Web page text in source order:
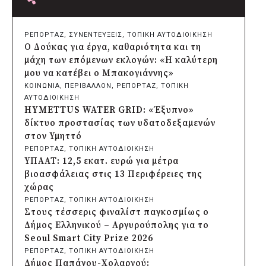
πριν από μία μέρα
Δήμος Πατρέων: Αντικατάσταση
φωτιστικών μετά τη λεηλασία στο έλος
της Αγυιάς
πριν από μία μέρα
Δήμος Σαρωνικού: Βανδάλισαν το
εκκλησάκι της Μεταμόρφωσης του
Σωτήρος
πριν από μία μέρα
Περιφέρεια Αττικής: Έξι συμπεράσματα
για την ψηφιακή μετάβαση των
επιχειρήσεων
πριν από μία μέρα
Δήμος Σαρωνικού και ΑΡΧΕΛΩΝ
ενημερώνουν τους λουόμενους για τη
συνύπαρξη με τις θαλάσσιες χελώνες
πριν από μία μέρα
Δήμος Κυθήρων: Απαγόρευση πρόσβασης
στην παραλία Λυκοδήμου για λόγους
ασφαλείας
πριν από μία μέρα
ΡΕΠΟΡΤΑΖ, ΣΥΝΕΝΤΕΥΞΕΙΣ, ΤΟΠΙΚΗ ΑΥΤΟΔΙΟΙΚΗΣΗ
Ο Δούκας για έργα, καθαριότητα και τη
μάχη των επόμενων εκλογών: «Η καλύτερη
μου να κατέβει ο Μπακογιάννης»
ΚΟΙΝΩΝΙΑ, ΠΕΡΙΒΑΛΛΟΝ , ΡΕΠΟΡΤΑΖ, ΤΟΠΙΚΗ
ΑΥΤΟΔΙΟΙΚΗΣΗ
HYMETTUS WATER GRID: «Έξυπνο»
δίκτυο προστασίας των υδατοδεξαμενών
στον Υμηττό
ΡΕΠΟΡΤΑΖ, ΤΟΠΙΚΗ ΑΥΤΟΔΙΟΙΚΗΣΗ
ΥΠΑΑΤ: 12,5 εκατ. ευρώ για μέτρα
βιοασφάλειας στις 13 Περιφέρειες της
χώρας
ΡΕΠΟΡΤΑΖ, ΤΟΠΙΚΗ ΑΥΤΟΔΙΟΙΚΗΣΗ
Στους τέσσερις φιναλίστ παγκοσμίως ο
Δήμος Ελληνικού – Αργυρούπολης για το
Seoul Smart City Prize 2026
ΡΕΠΟΡΤΑΖ, ΤΟΠΙΚΗ ΑΥΤΟΔΙΟΙΚΗΣΗ
Δήμος Παπάγου-Χολαργού: